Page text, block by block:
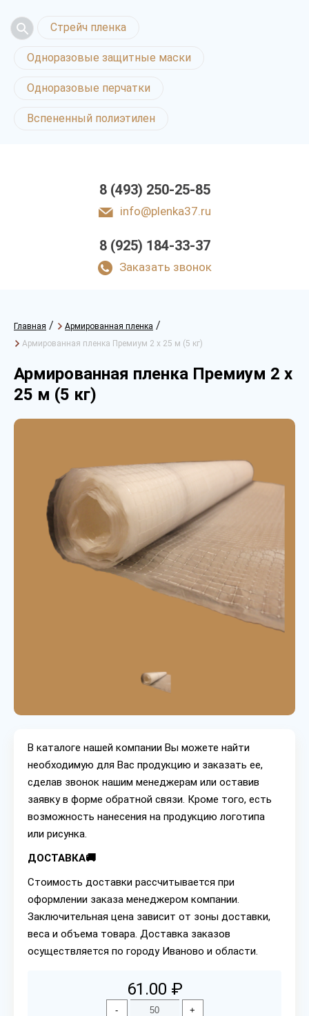
Стрейч пленка
Одноразовые защитные маски
Одноразовые перчатки
Вспененный полиэтилен
8 (493) 250-25-85
info@plenka37.ru
8 (925) 184-33-37
Заказать звонок
Главная / Армированная пленка /
Армированная пленка Премиум 2 х 25 м (5 кг)
Армированная пленка Премиум 2 х
25 м (5 кг)
В каталоге нашей компании Вы можете найти
необходимую для Вас продукцию и заказать ее,
сделав звонок нашим менеджерам или оставив
заявку в форме обратной связи. Кроме того, есть
возможность нанесения на продукцию логотипа
или рисунка.
ДОСТАВКА🚚
Стоимость доставки рассчитывается при
оформлении заказа менеджером компании.
Заключительная цена зависит от зоны доставки,
веса и объема товара. Доставка заказов
осуществляется по городу Иваново и области.
61.00 ₽
- +